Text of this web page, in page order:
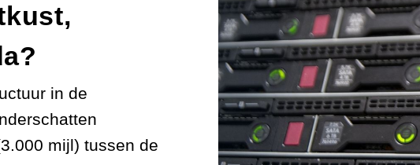
in de
mijl) tussen de